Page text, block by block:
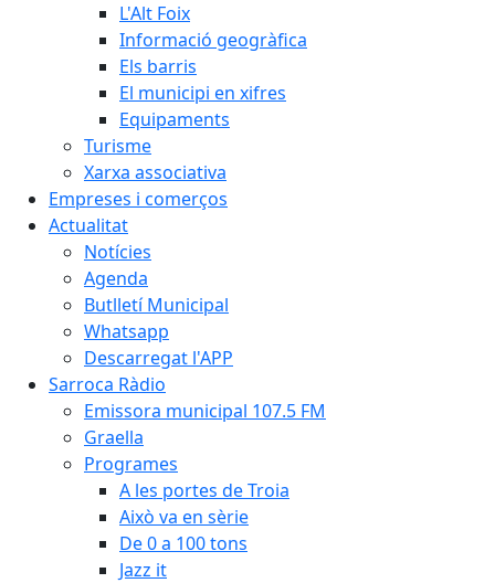
L'Alt Foix
Informació geogràfica
Els barris
El municipi en xifres
Equipaments
Turisme
Xarxa associativa
Empreses i comerços
Actualitat
Notícies
Agenda
Butlletí Municipal
Whatsapp
Descarregat l'APP
Sarroca Ràdio
Emissora municipal 107.5 FM
Graella
Programes
A les portes de Troia
Això va en sèrie
De 0 a 100 tons
Jazz it